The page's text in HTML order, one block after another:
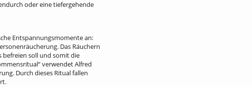
oder eine tiefergehende
Entspannungsmomente an:
Das Räuchern
befreien soll und somit die
verwendet Alfred
Durch dieses Ritual fallen